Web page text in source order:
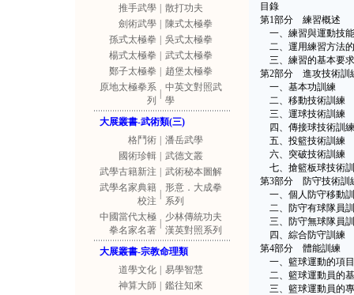
推手武學
散打功夫
劍術武學
陳式太極拳
孫式太極拳
吳式太極拳
楊式太極拳
武式太極拳
鄭子太極拳
趙堡太極拳
原地太極拳系
列
中英文對照武
學
大展叢書-武術類(三)
格鬥術
潘岳武學
國術珍輯
武德文叢
武學古籍新注
武術秘本圖解
武學名家典籍
校注
形意．大成拳
系列
中國當代太極
拳名家名著
少林傳統功夫
漢英對照系列
大展叢書-宗教命理類
道學文化
易學智慧
神算大師
鑑往知來
目錄
第1部分 練習概述
一、練習與運動技
二、運用練習方法
三、練習的基本要求
第2部分 進攻技術訓
一、基本功訓練
二、移動技術訓練
三、運球技術訓練
四、傳接球技術訓練
五、投籃技術訓練
六、突破技術訓練
七、搶籃板球技術
第3部分 防守技術訓
一、個人防守移動
二、防守有球隊員
三、防守無球隊員
四、綜合防守訓練
第4部分 體能訓練
一、籃球運動的項
二、籃球運動員的
三、籃球運動員的